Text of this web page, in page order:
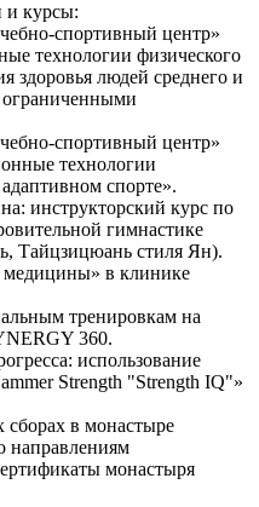
курсы:
спортивный центр»
технологии физического
здоровья людей среднего и
ограниченными
спортивный центр»
технологии
спорте».
инструкторский курс по
гимнастике
Тайцзицюань стиля Ян).
медицины» в клинике
тренировкам на
360.
использование
Strength "Strength IQ"»
сборах в монастыре
направлениям
монастыря